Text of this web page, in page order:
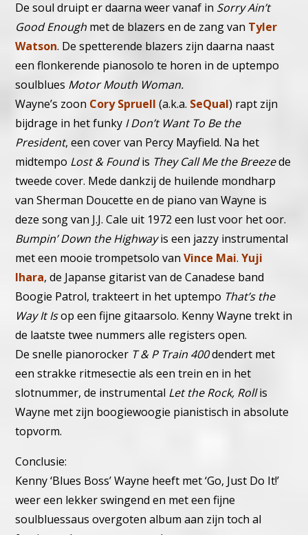
De soul druipt er daarna weer vanaf in Sorry Ain’t
Good Enough met de blazers en de zang van Tyler
Watson. De spetterende blazers zijn daarna naast
een flonkerende pianosolo te horen in de uptempo
soulblues Motor Mouth Woman.
Wayne’s zoon Cory Spruell (a.k.a. SeQual) rapt zijn
bijdrage in het funky I Don’t Want To Be the
President, een cover van Percy Mayfield. Na het
midtempo Lost & Foundis They Call Me the Breezede
tweede cover. Mede dankzij de huilende mondharp
van Sherman Doucette en de piano van Wayne is
deze song van J.J. Cale uit 1972 een lust voor het oor.
Bumpin’ Down the Highwayis een jazzy instrumental
met een mooie trompetsolo vanVince Mai.Yuji
Ihara, de Japanse gitarist van de Canadese band
Boogie Patrol, trakteert in het uptempo That’s the
Way It Isop een fijne gitaarsolo. Kenny Wayne trekt in
de laatste twee nummers alle registers open.
De snelle pianorocker T & P Train 400dendert met
een strakke ritmesectie als een trein en in het
slotnummer, de instrumental Let the Rock, Rollis
Wayne met zijn boogiewoogie pianistisch in absolute
topvorm.
Conclusie:
Kenny ‘Blues Boss’ Wayne heeft met ‘Go, Just Do It!’
weer een lekker swingend en met een fijne
soulbluessaus overgoten album aan zijn toch al